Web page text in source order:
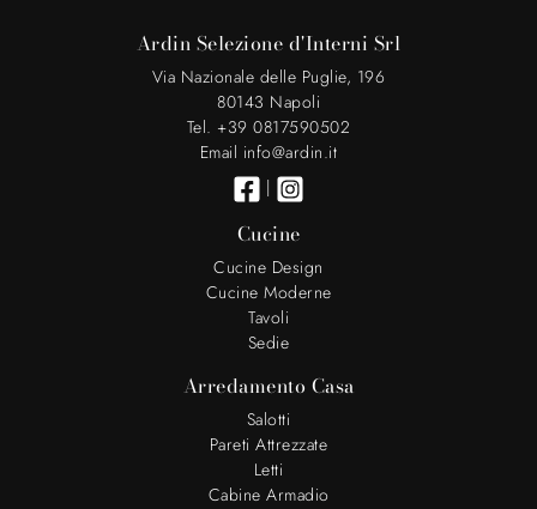
Ardin Selezione d'Interni Srl
Via Nazionale delle Puglie, 196
80143 Napoli
Tel. +39 0817590502
Email info@ardin.it
|
Cucine
Cucine Design
Cucine Moderne
Tavoli
Sedie
Arredamento Casa
Salotti
Pareti Attrezzate
Letti
Cabine Armadio